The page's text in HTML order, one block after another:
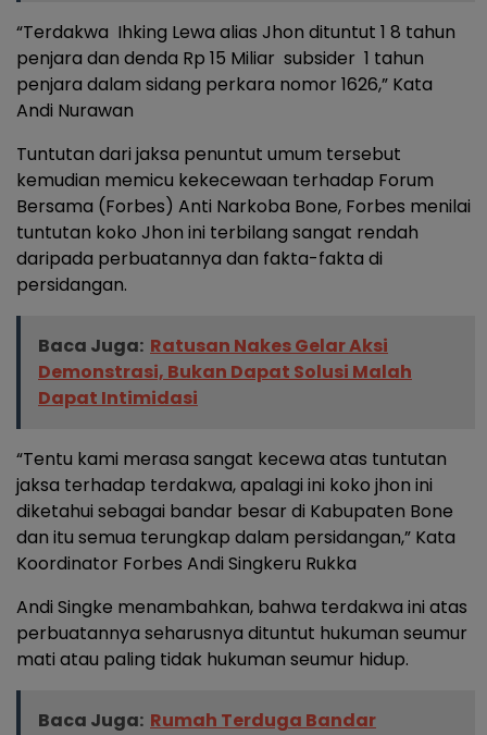
“Terdakwa Ihking Lewa alias Jhon dituntut 1 8 tahun
penjara dan denda Rp 15 Miliar subsider 1 tahun
penjara dalam sidang perkara nomor 1626,” Kata
Andi Nurawan
Tuntutan dari jaksa penuntut umum tersebut
kemudian memicu kekecewaan terhadap Forum
Bersama (Forbes) Anti Narkoba Bone, Forbes menilai
tuntutan koko Jhon ini terbilang sangat rendah
daripada perbuatannya dan fakta-fakta di
persidangan.
Baca Juga: Ratusan Nakes Gelar Aksi
Demonstrasi, Bukan Dapat Solusi Malah
Dapat Intimidasi
“Tentu kami merasa sangat kecewa atas tuntutan
jaksa terhadap terdakwa, apalagi ini koko jhon ini
diketahui sebagai bandar besar di Kabupaten Bone
dan itu semua terungkap dalam persidangan,” Kata
Koordinator Forbes Andi Singkeru Rukka
Andi Singke menambahkan, bahwa terdakwa ini atas
perbuatannya seharusnya dituntut hukuman seumur
mati atau paling tidak hukuman seumur hidup.
Baca Juga: Rumah Terduga Bandar